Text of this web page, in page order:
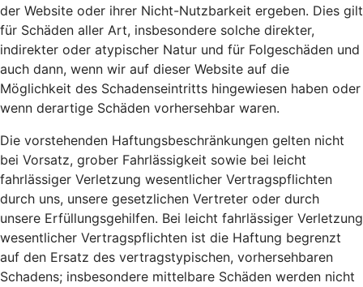
der Website oder ihrer Nicht-Nutzbarkeit ergeben. Dies gilt
für Schäden aller Art, insbesondere solche direkter,
indirekter oder atypischer Natur und für Folgeschäden und
auch dann, wenn wir auf dieser Website auf die
Möglichkeit des Schadenseintritts hingewiesen haben oder
wenn derartige Schäden vorhersehbar waren.
Die vorstehenden Haftungsbeschränkungen gelten nicht
bei Vorsatz, grober Fahrlässigkeit sowie bei leicht
fahrlässiger Verletzung wesentlicher Vertragspflichten
durch uns, unsere gesetzlichen Vertreter oder durch
unsere Erfüllungsgehilfen. Bei leicht fahrlässiger Verletzung
wesentlicher Vertragspflichten ist die Haftung begrenzt
auf den Ersatz des vertragstypischen, vorhersehbaren
Schadens; insbesondere mittelbare Schäden werden nicht